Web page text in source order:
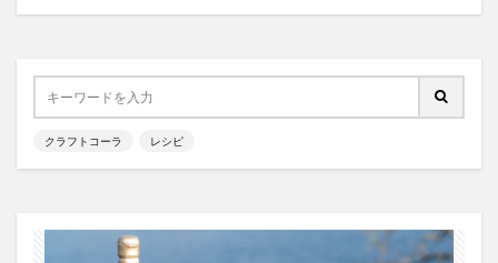
クラフトコーラ レシピ